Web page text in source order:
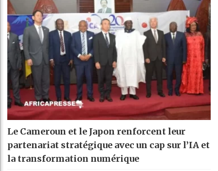
Le Cameroun et le Japon renforcent leur
partenariat stratégique avec un cap sur l’IA et
la transformation numérique